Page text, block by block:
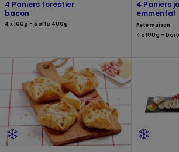
4 Paniers forestier
bacon
4 x 100g - boîte 400g
4 Paniers
emmental
Fete maison
4 x 100g -